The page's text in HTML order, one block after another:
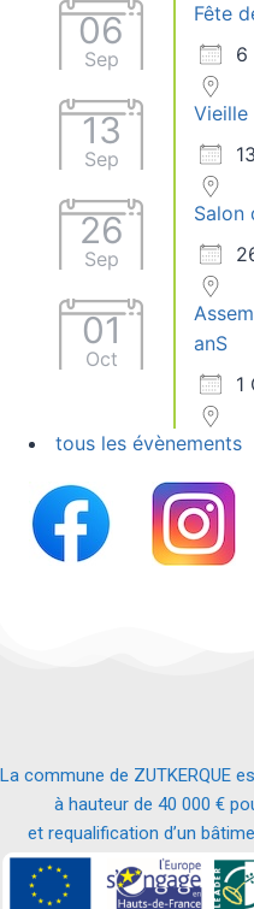
06
Sep
Fête
6
13
Sep
Vieille
26
Sep
Salon
01
Oct
anS
1
tous les évènements
La commune de ZUTKERQUE
à hauteur de 40 000 €
et requalification d’un